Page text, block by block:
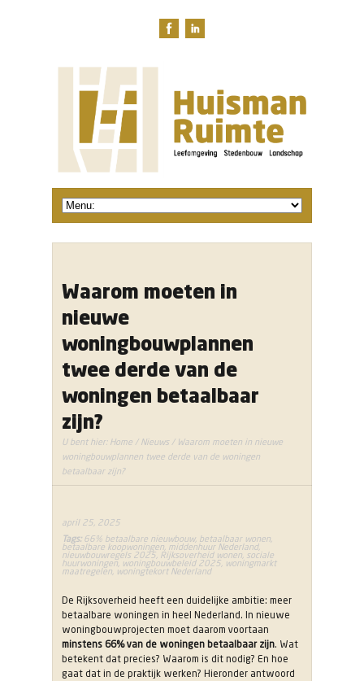
Waarom moeten in
nieuwe
woningbouwplannen
twee derde van de
woningen betaalbaar
zijn?
U bent hier: Home / Nieuws/ Waarom moeten in nieuwe
woningbouwplannen twee derde van de woningen
betaalbaar zijn?
april 25, 2025
Tags: 66% betaalbare nieuwbouw, betaalbaar wonen
betaalbare koopwoningen middenhuur Nederland,
nieuwbouwregels 2025 Rijksoverheid wonen sociale
huurwoningen, woningbouwbeleid 2025 woningmarkt
maatregelen woningtekort Nederland
De Rijksoverheid heeft een duidelijke ambitie: meer
betaalbare woningen in heel Nederland. In nieuwe
woningbouwprojecten moet daarom voortaan
minstens 66% van de woningen betaalbaar zijn. Wat
betekent dat precies? Waarom is dit nodig? En hoe
gaat dat in de praktijk werken? Hieronder antwoord